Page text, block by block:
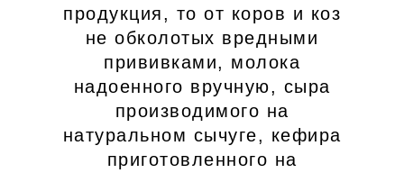
продукция, то от коров и коз
не обколотых вредными
прививками, молока
надоенного вручную, сыра
производимого на
натуральном сычуге, кефира
приготовленного на